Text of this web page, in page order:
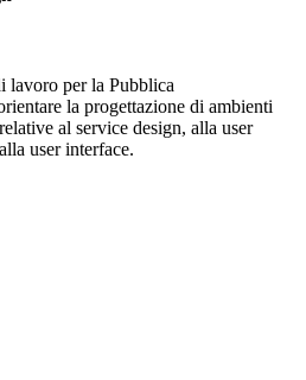
lavoro per la Pubblica
la progettazione di ambienti
al service design, alla user
user interface.